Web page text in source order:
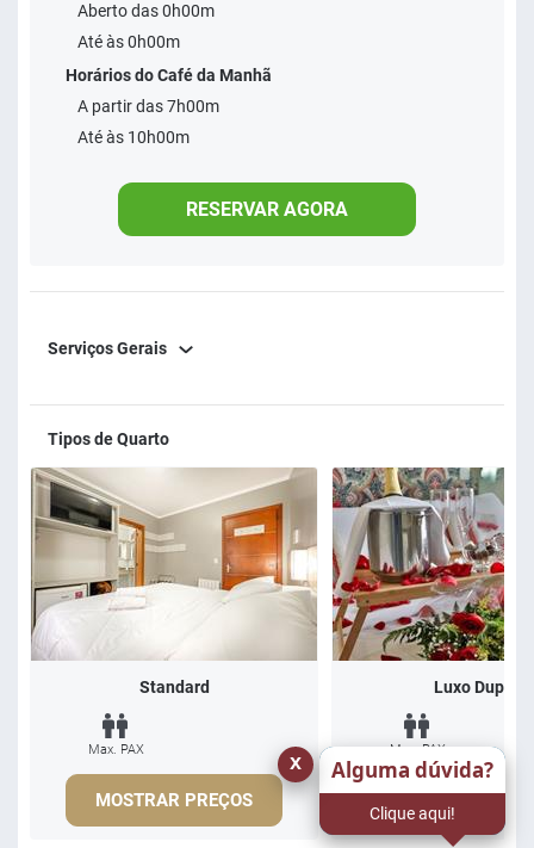
Aberto das 0h00m
Até às 0h00m
Horários do Café da Manhã
A partir das 7h00m
Até às 10h00m
RESERVAR AGORA
Serviços Gerais
Tipos de Quarto
Standard
Max. PAX
MOSTRAR PREÇOS
Luxo Duplo
Max. PAX
MOSTRAR
Alguma dúvida?
Clique aqui!
x